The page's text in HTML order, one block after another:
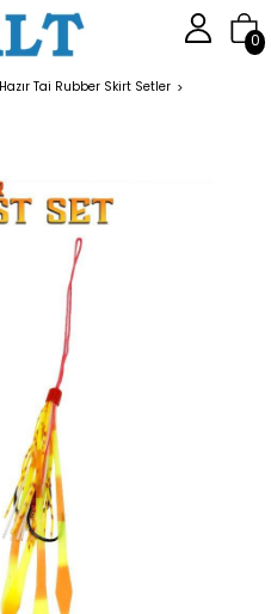
0
Hazır Tai Rubber Skirt Setler